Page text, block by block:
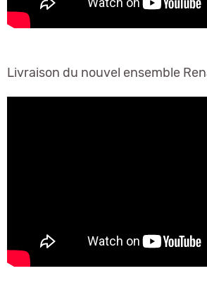
Livraison du nouvel ensemble